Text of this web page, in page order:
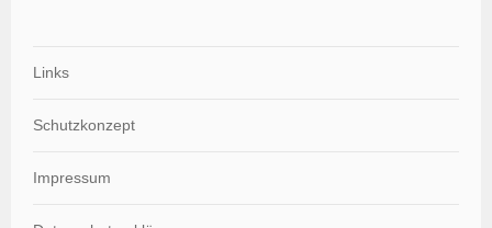
Links
Schutzkonzept
Impressum